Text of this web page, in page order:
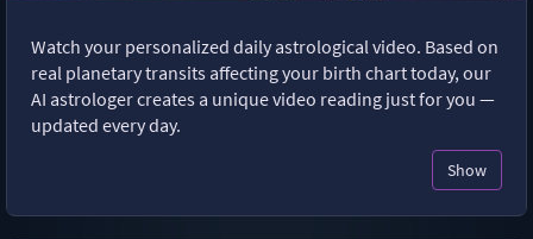
Watch your personalized daily astrological video. Based on
real planetary transits affecting your birth chart today, our
AI astrologer creates a unique video reading just for you —
updated every day.
Show